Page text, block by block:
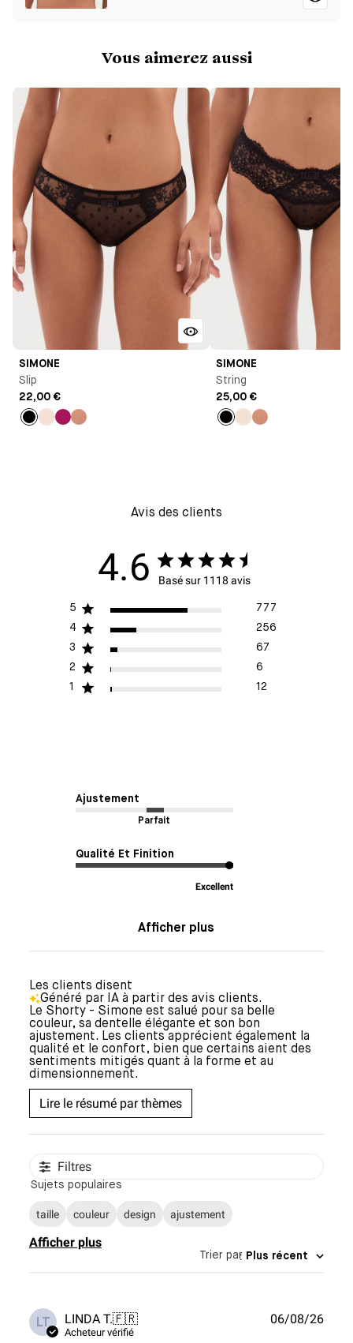
Vous aimerez aussi
SIMONE
Slip
22,00 €
SIMONE
String
25,00 €
Avis des clients
4.6 Basé sur 1118 avis
5
777
4
256
3
67
2
6
1
12
Ajustement
Parfait
Qualité Et Finition
Excellent
Afficher plus
Les clients disent
Généré par IA à partir des avis clients.
Le Shorty - Simone est salué pour sa belle
couleur, sa dentelle élégante et son bon
ajustement. Les clients apprécient également la
qualité et le confort, bien que certains aient des
sentiments mitigés quant à la forme et au
dimensionnement.
Lire le résumé par thèmes
Filtres
Sujets populaires
taille couleur design ajustement
Afficher plus
Trier par: Plus récent
LT LINDA T.🇫🇷
Acheteur vérifié
Date
06/08/26